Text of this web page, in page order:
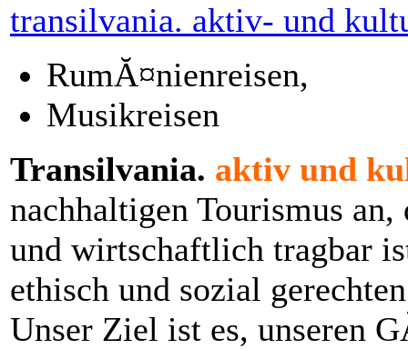
transilvania. aktiv- und
RumĂ¤nienreisen,
Musikreisen
Transilvania. aktiv und
nachhaltigen Tourismus
und wirtschaftlich tragbar
ethisch und sozial
Unser Ziel ist es, unseren